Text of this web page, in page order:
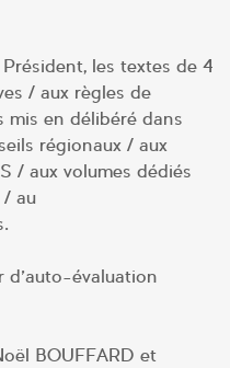
les textes de 4
/ aux règles de
mis en délibéré dans
régionaux / aux
/ aux volumes dédiés
/ au
d’auto-évaluation
BOUFFARD et